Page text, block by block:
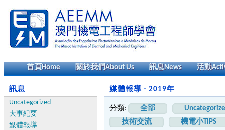
首頁Home 關於我們About Us 訊息News 活動
訊息
Uncategorized
大事紀要
媒體報導
媒體報導 - 2019年
分類: 全部
技術交流
機電小TIPS